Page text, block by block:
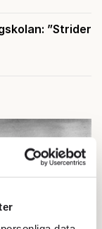
”Strider